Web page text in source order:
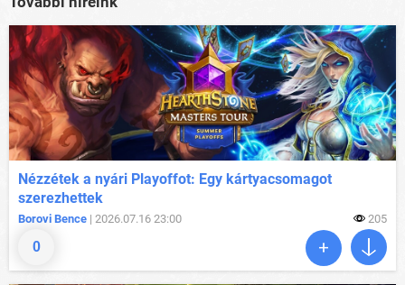
0
Nézzétek a nyári Playoffot: Egy kártyacsomagot
szerezhettek
Borovi Bence | 2026.07.16 23:00 205